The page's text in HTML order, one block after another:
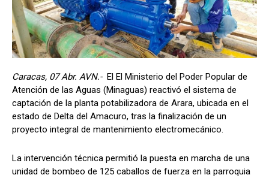
Caracas, 07 Abr. AVN.- El El Ministerio del Poder Popular de
Atención de las Aguas (Minaguas) reactivó el sistema de
captación de la planta potabilizadora de Arara, ubicada en el
estado de Delta del Amacuro, tras la finalización de un
proyecto integral de mantenimiento electromecánico.
La intervención técnica permitió la puesta en marcha de una
unidad de bombeo de 125 caballos de fuerza en la parroquia